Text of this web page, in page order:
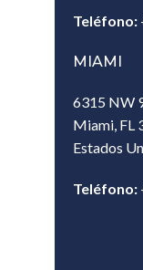
Teléfono:
MIAMI
6315 NW
Miami, FL
Estados
Teléfono: